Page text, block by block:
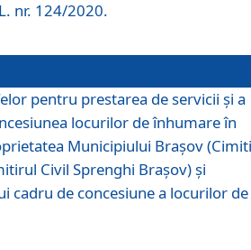
nr. 124/2020.
pentru prestarea de servicii şi a
locurilor de înhumare în
Municipiului Braşov
Civil Sprenghi Braşov) şi
cadru de concesiune a locurilor de